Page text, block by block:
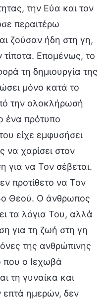
την Εύα και τον
περαιτέρω
ζούσαν ήδη στη γη,
Επομένως, το
τη δημιουργία της
μόνο κατά το
την ολοκλήρωσή
ένα πρότυπο
είχε εμφυσήσει
να χαρίσει στον
να Τον σέβεται.
προτίθετο να Τον
Θεού. Ο άνθρωπος
τα λόγια Του, αλλά
για τη ζωή στη γη
της ανθρώπινης
ο Ιεχωβά
τη γυναίκα και
ημερών, δεν